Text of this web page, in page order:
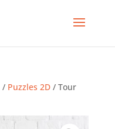
/ Puzzles 2D/ Tour